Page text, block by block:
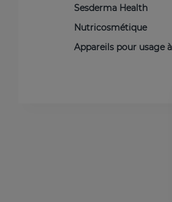
Sesderma Health
Nutricosmétique
Appareils pour usage